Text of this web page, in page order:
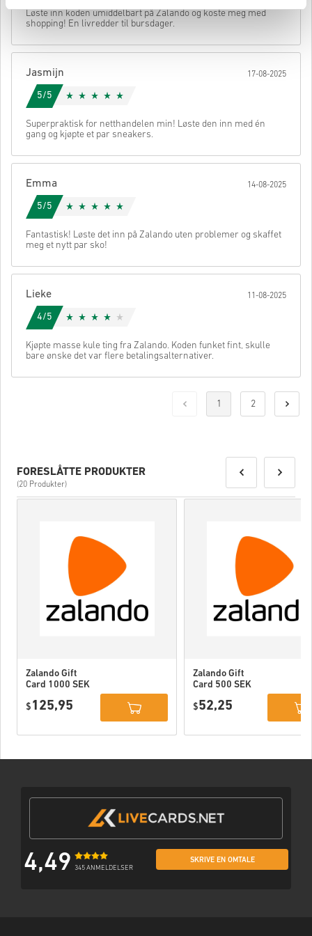
• Velg ønsket betalingsmetode
• Fullfør bestillingen
Når det er gjort, får du en e-post med en sikker lenke for å få
Avbryt Send
Løste inn koden umiddelbart på Zalando og koste meg med
shopping! En livredder til bursdager.
Jasmijn 17-08-2025
5/5
Superpraktisk for netthandelen min! Løste den inn med én
gang og kjøpte et par sneakers.
Emma 14-08-2025
5/5
Fantastisk! Løste det inn på Zalando uten problemer og skaffet
meg et nytt par sko!
Lieke 11-08-2025
4/5
Kjøpte masse kule ting fra Zalando. Koden funket fint, skulle
bare ønske det var flere betalingsalternativer.
1 2
FORESLÅTTE PRODUKTER
(20 Produkter)
Zalando Gift
Card 1000 SEK
$ 125,95
Zalando Gift
Card 500 SEK
$52,25
4,49 345 ANMELDELSER
SKRIVE EN OMTALE